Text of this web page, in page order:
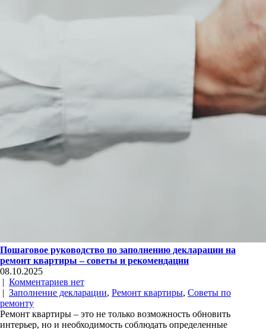
Пошаговое руководство по заполнению декларации на
ремонт квартиры – советы и рекомендации
08.10.2025
| Комментариев нет
| Заполнение декларации, Ремонт квартиры, Советы по
ремонту
Ремонт квартиры – это не только возможность обновить
интерьер, но и необходимость соблюдать определенные